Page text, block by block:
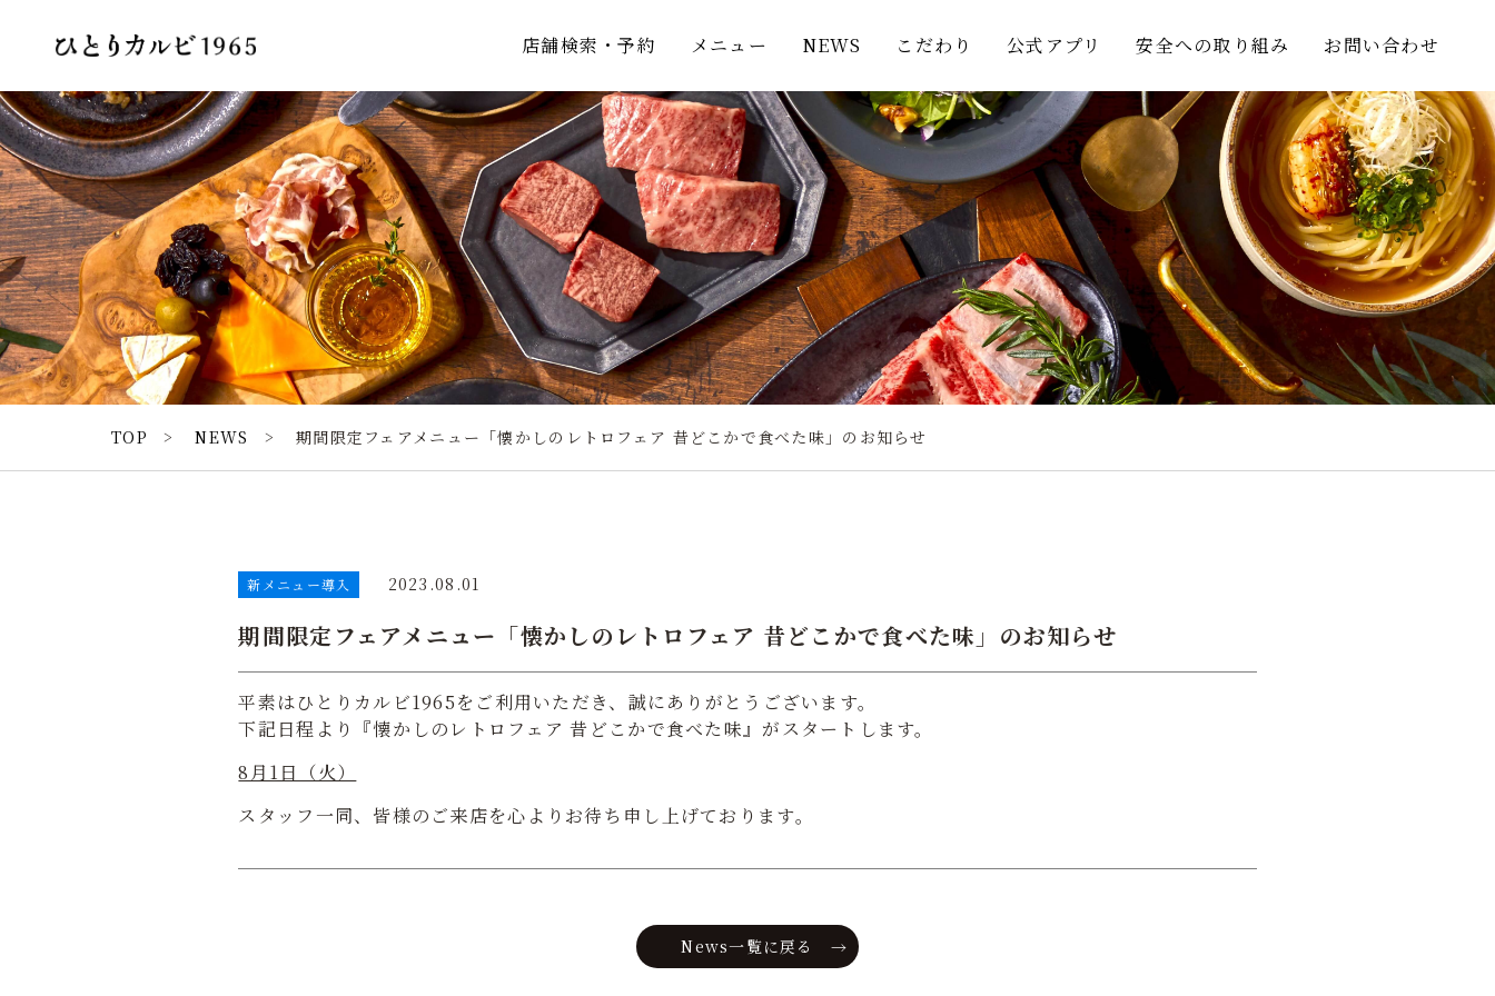
店舗検索・予約 メニュー NEWS こだわり 公式アプリ 安全への取り組み お問い合わせ
TOP NEWS 期間限定フェアメニュー「懐かしのレトロフェア 昔どこかで食べた味」のお知らせ
新メニュー導入 2023.08.01
期間限定フェアメニュー「懐かしのレトロフェア 昔どこかで食べた味」のお知らせ
平素はひとりカルビ1965をご利用いただき、誠にありがとうございます。
下記日程より『懐かしのレトロフェア 昔どこかで食べた味』がスタートします。
8月1日（火）
スタッフ一同、皆様のご来店を心よりお待ち申し上げております。
News一覧に戻る